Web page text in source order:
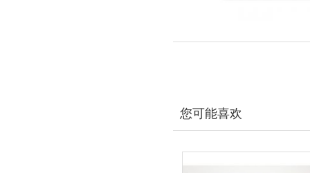
您可能喜欢